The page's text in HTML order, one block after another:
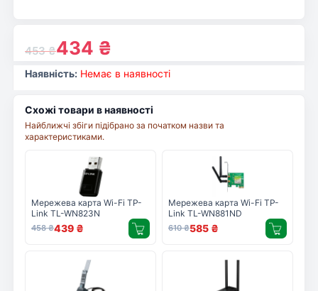
453₴434 ₴
Наявність: Немає в наявності
Схожі товари в наявності
Найближчі збіги підібрано за початком назви та
характеристиками.
Мережева карта Wi-Fi TP-
Link TL-WN823N
458₴439 ₴
Мережева карта Wi-Fi TP-
Link TL-WN881ND
610₴585 ₴